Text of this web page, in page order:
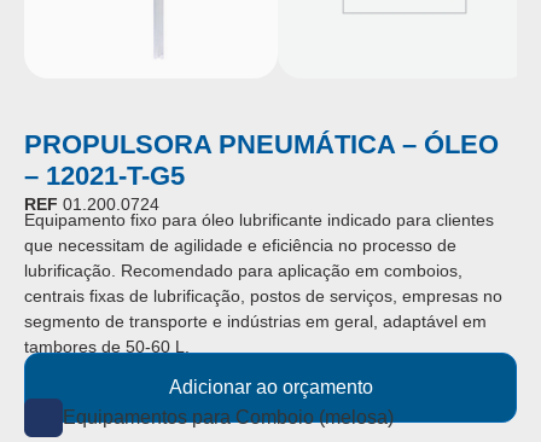
PROPULSORA PNEUMÁTICA – ÓLEO
– 12021-T-G5
REF 01.200.0724
Equipamento fixo para óleo lubrificante indicado para clientes
que necessitam de agilidade e eficiência no processo de
lubrificação. Recomendado para aplicação em comboios,
centrais fixas de lubrificação, postos de serviços, empresas no
segmento de transporte e indústrias em geral, adaptável em
tambores de 50-60 L.
Adicionar ao orçamento
Equipamentos para Comboio (melosa)